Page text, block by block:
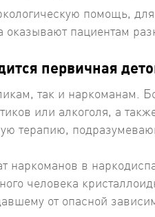
помощь,
оказывают пациентам
первичная
так и наркоманам.
или алкоголя, а
терапию,
наркоманов в
человека
от опасной